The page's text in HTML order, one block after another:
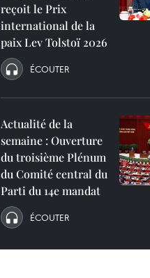
reçoit le Prix
international de la
paix Lev Tolstoï 2026
ÉCOUTER
Actualité de la
semaine : Ouverture
du troisième Plénum
du Comité central du
Parti du 14e mandat
ÉCOUTER